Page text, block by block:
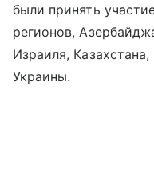
были принять
регионов,
Израиля,
Украины.